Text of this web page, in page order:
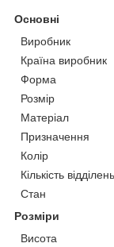
Основні
Виробник
Країна виробник
Форма
Розмір
Матеріал
Призначення
Колір
Кількість відділень
Стан
Розміри
Висота